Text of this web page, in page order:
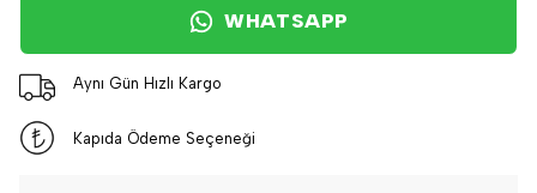
WHATSAPP
Aynı Gün Hızlı Kargo
Kapıda Ödeme Seçeneği